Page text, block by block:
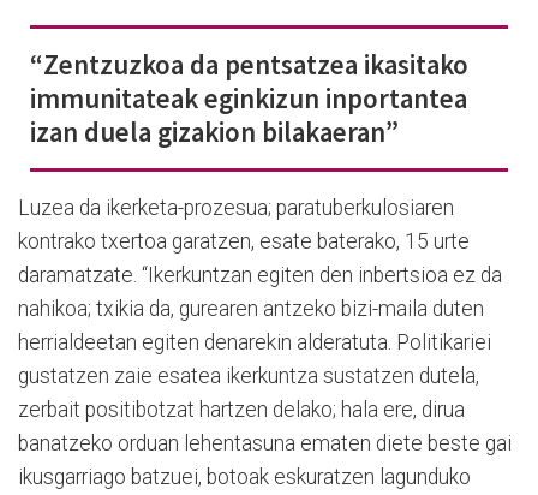
“Zentzuzkoa da pentsatzea ikasitako
immunitateak eginkizun inportantea
izan duela gizakion bilakaeran”
Luzea da ikerketa-prozesua; paratuberkulosiaren
kontrako txertoa garatzen, esate baterako, 15 urte
daramatzate. “Ikerkuntzan egiten den inbertsioa ez da
nahikoa; txikia da, gurearen antzeko bizi-maila duten
herrialdeetan egiten denarekin alderatuta. Politikariei
gustatzen zaie esatea ikerkuntza sustatzen dutela,
zerbait positibotzat hartzen delako; hala ere, dirua
banatzeko orduan lehentasuna ematen diete beste gai
ikusgarriago batzuei, botoak eskuratzen lagunduko